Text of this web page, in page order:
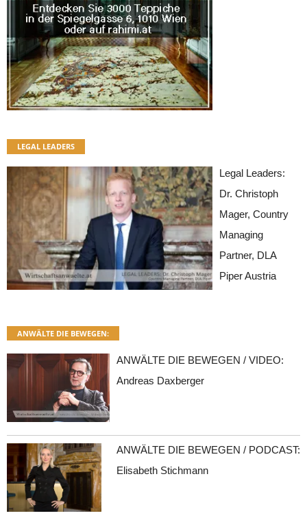
LEGAL LEADERS
Legal Leaders:
Dr. Christoph
Mager, Country
Managing
Partner, DLA
Piper Austria
ANWÄLTE DIE BEWEGEN:
ANWÄLTE DIE BEWEGEN / VIDEO:
Andreas Daxberger
ANWÄLTE DIE BEWEGEN / PODCAST:
Elisabeth Stichmann